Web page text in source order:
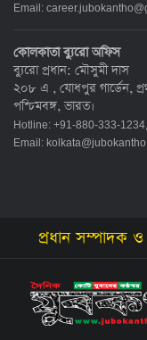
Email:
কোলকাতা ব্যুরো অফিস
ব্যুরো প্রধান: মৌসুমী দাস
২০৮ এ , যোধপুর গার্ডেন,
পশ্চিমবঙ্গ, ভারত।
Hotline: +91-880-333-
Email:
প্রধান সম্পাদক